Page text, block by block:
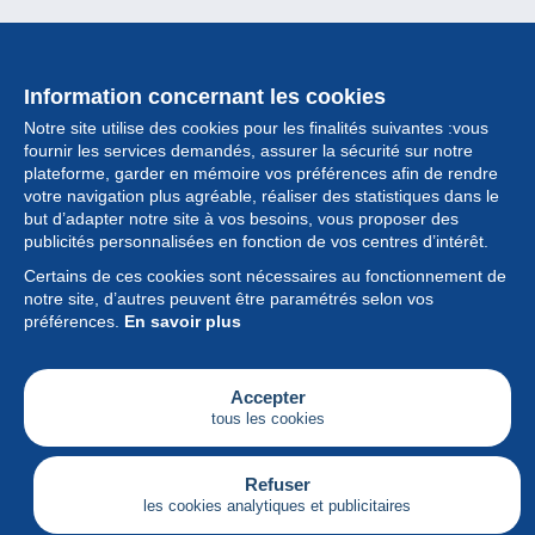
Information concernant les cookies
Notre site utilise des cookies pour les finalités suivantes :vous
fournir les services demandés, assurer la sécurité sur notre
plateforme, garder en mémoire vos préférences afin de rendre
votre navigation plus agréable, réaliser des statistiques dans le
but d’adapter notre site à vos besoins, vous proposer des
publicités personnalisées en fonction de vos centres d’intérêt.
Certains de ces cookies sont nécessaires au fonctionnement de
notre site, d’autres peuvent être paramétrés selon vos
préférences. En savoir plus
Accepter
tous les cookies
Refuser
les cookies analytiques et publicitaires
Collection
Actualités
Fonctionnalités
Société
Services
Articles